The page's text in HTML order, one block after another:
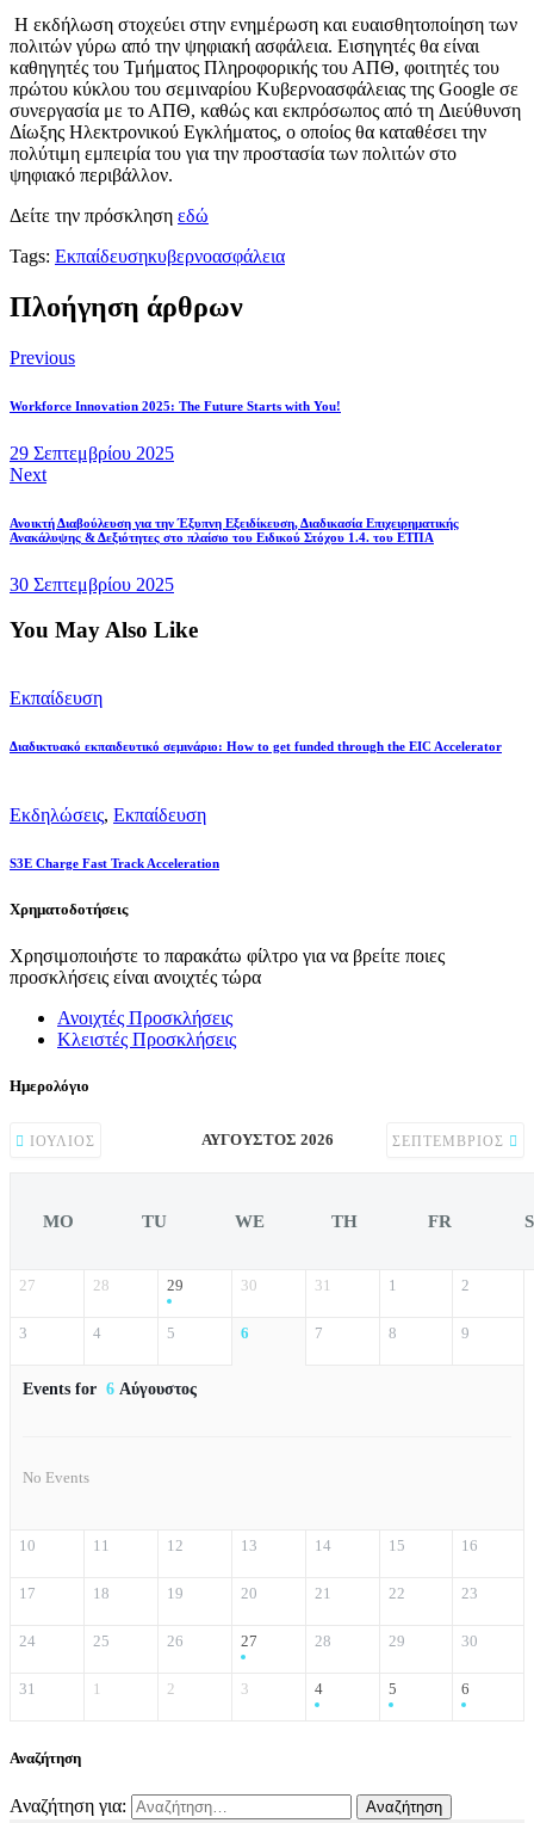
Η εκδήλωση στοχεύει στην ενημέρωση και ευαισθητοποίηση των
πολιτών γύρω από την ψηφιακή ασφάλεια. Εισηγητές θα είναι
καθηγητές του Τμήματος Πληροφορικής του ΑΠΘ, φοιτητές του
πρώτου κύκλου του σεμιναρίου Κυβερνοασφάλειας της Google σε
συνεργασία με το ΑΠΘ, καθώς και εκπρόσωπος από τη Διεύθυνση
Δίωξης Ηλεκτρονικού Εγκλήματος, ο οποίος θα καταθέσει την
πολύτιμη εμπειρία του για την προστασία των πολιτών στο
ψηφιακό περιβάλλον.
Δείτε την πρόσκληση εδώ
Tags: Εκπαίδευσηκυβερνοασφάλεια
Πλοήγηση άρθρων
Previous
Workforce Innovation 2025: The Future Starts with You!
29 Σεπτεμβρίου 2025
Next
Ανοικτή Διαβούλευση για την Έξυπνη Εξειδίκευση, Διαδικασία Επιχειρηματικής
Ανακάλυψης & Δεξιότητες στο πλαίσιο του Ειδικού Στόχου 1.4. του ΕΤΠΑ
30 Σεπτεμβρίου 2025
You May Also Like
Εκπαίδευση
Διαδικτυακό εκπαιδευτικό σεμινάριο: How to get funded through the EIC Accelerator
Εκδηλώσεις, Εκπαίδευση
S3E Charge Fast Track Acceleration
Χρηματοδοτήσεις
Χρησιμοποιήστε το παρακάτω φίλτρο για να βρείτε ποιες
προσκλήσεις είναι ανοιχτές τώρα
Ανοιχτές Προσκλήσεις
Κλειστές Προσκλήσεις
Ημερολόγιο
ΙΟΎΛΙΟΣ ΑΎΓΟΥΣΤΟΣ 2026 ΣΕΠΤΈΜΒΡΙΟΣ
MO TU WE TH FR
27 28 29 30 31 1 2
3 4 5 6 7 8 9
Events for 6 Αύγουστος
No Events
10 11 12 13 14 15 16
17 18 19 20 21 22 23
24 25 26 27 28 29 30
31 1 2 3 4 5 6
Αναζήτηση
Αναζήτηση για: